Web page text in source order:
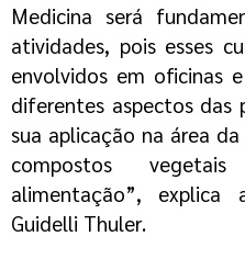
Medicina será
atividades, pois esses
envolvidos em oficinas
diferentes aspectos das
sua aplicação na área
compostos
alimentação”, explica
Guidelli Thuler.